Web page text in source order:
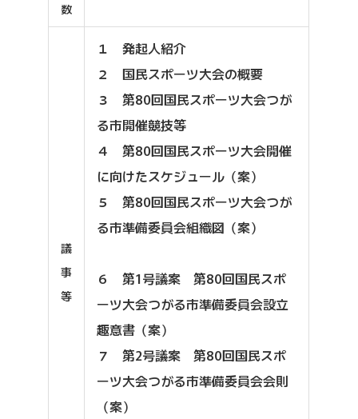
数
議
事
等
１ 発起人紹介
２ 国民スポーツ大会の概要
３ 第80回国民スポーツ大会つが
る市開催競技等
４ 第80回国民スポーツ大会開催
に向けたスケジュール（案）
５ 第80回国民スポーツ大会つが
る市準備委員会組織図（案）
６ 第1号議案 第80回国民スポ
ーツ大会つがる市準備委員会設立
趣意書（案）
７ 第2号議案 第80回国民スポ
ーツ大会つがる市準備委員会会則
（案）